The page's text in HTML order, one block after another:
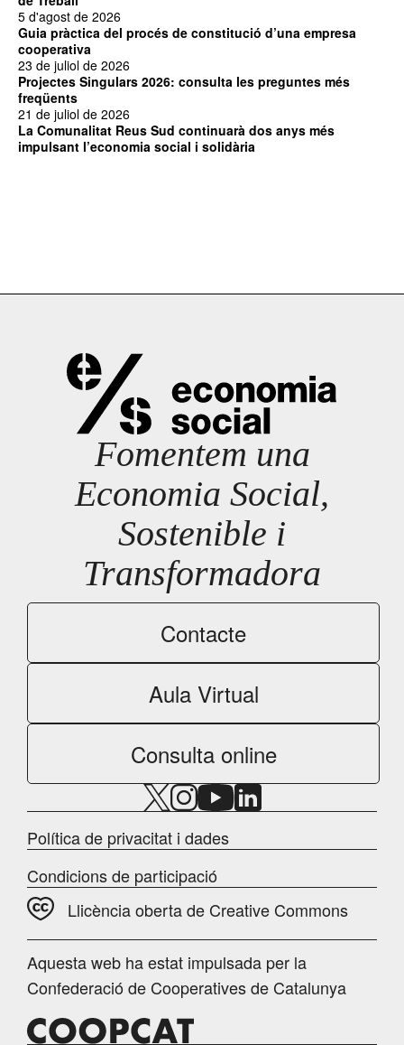
Guia pràctica del procés de constitució d’una empresa
cooperativa
5 d'agost de 2026
Projectes Singulars 2026: consulta les preguntes més
freqüents
23 de juliol de 2026
La Comunalitat Reus Sud continuarà dos anys més
impulsant l’economia social i solidària
21 de juliol de 2026
Fomentem una
Economia Social,
Sostenible i
Transformadora
Contacte
Aula Virtual
Consulta online
Política de privacitat i dades
Condicions de participació
Llicència oberta de Creative Commons
Aquesta web ha estat impulsada per la
Confederació de Cooperatives de Catalunya